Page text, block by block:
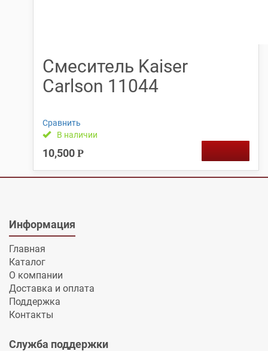
Смеситель Kaiser
Carlson 11044
Сравнить
В наличии
10,500 Р
Информация
Главная
Каталог
О компании
Доставка и оплата
Поддержка
Контакты
Служба поддержки